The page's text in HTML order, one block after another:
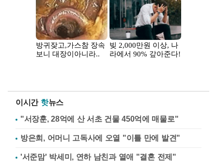
이시간 핫뉴스
"서장훈, 28억에 산 서초 건물 450억에 매물로"
방은희, 어머니 고독사에 오열 "이틀 만에 발견"
'서준맘' 박세미, 연하 남친과 열애 "결혼 전제"